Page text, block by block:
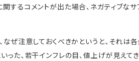
るコメントが出た場合、ネガティブなサ
ぜ注意しておくべきかというと、それは
た、若干インフレの目、値上げが見えて